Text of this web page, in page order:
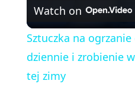
Watch on
Sztuczka na
dziennie i zrobienie
tej zimy